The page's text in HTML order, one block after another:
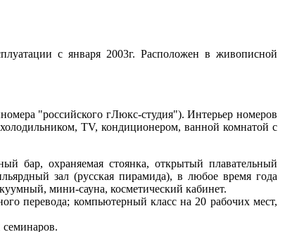
с января 2003г. Расположен в живописной
"российского гЛюкс-студия"). Интерьер номеров
TV, кондиционером, ванной комнатой с
бар, охраняемая стоянка, открытый плавательный
зал (русская пирамида), в любое время года
мини-сауна, косметический кабинет.
перевода; компьютерный класс на 20 рабочих мест,
семинаров.